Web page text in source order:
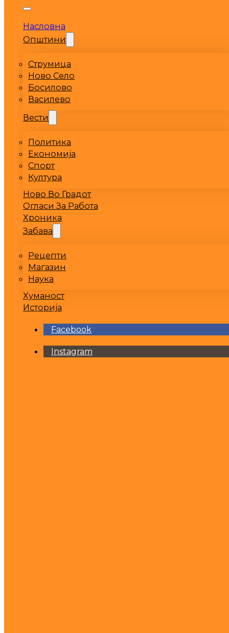
Насловна
Општини
Струмица
Ново Село
Босилово
Василево
Вести
Политика
Економија
Спорт
Култура
Ново Во Градот
Огласи За Работа
Хроника
Забава
Рецепти
Магазин
Наука
Хуманост
Историја
Facebook
Instagram